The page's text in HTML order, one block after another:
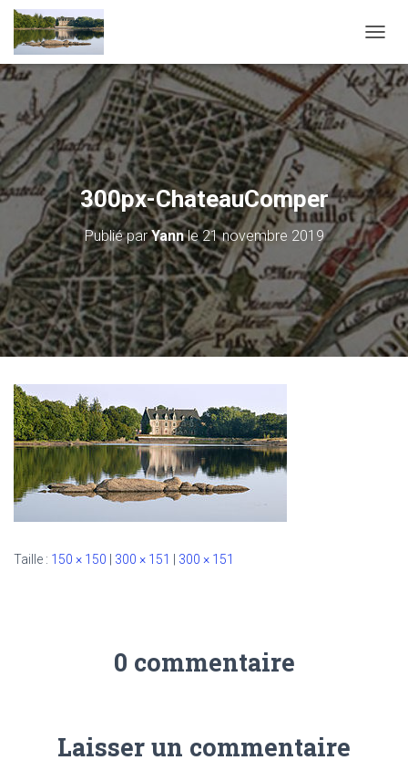
É
P
L
E
R
L
A
N
A
V
G
A
T
I
O
N
300px-ChateauComper
Publié parYannle21 novembre 2019
Taille : 150 × 150 300 × 151 300 × 151
0 commentaire
Laisser un commentaire